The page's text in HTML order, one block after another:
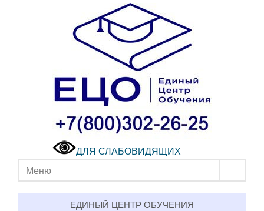
ДЛЯ СЛАБОВИДЯЩИХ
Меню
ЕДИНЫЙ ЦЕНТР ОБУЧЕНИЯ